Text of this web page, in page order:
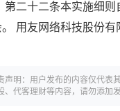
第二十二条本实施细
用友网络科技股份有
声明：用户发布的内容仅代表
、代客理财等内容，请勿添加